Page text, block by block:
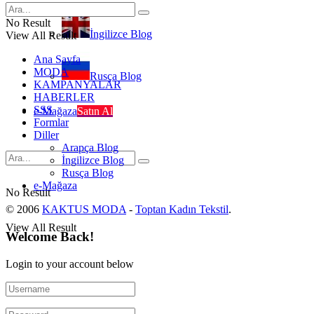
İngilizce Blog
Rusça Blog
e-MağazaSatın Al
No Result
View All Result
No Result
View All Result
Ana Sayfa
MODA
KAMPANYALAR
HABERLER
SSS
Formlar
Diller
Arapça Blog
İngilizce Blog
Rusça Blog
e-Mağaza
© 2006 KAKTUS MODA - Toptan Kadın Tekstil.
Welcome Back!
Login to your account below